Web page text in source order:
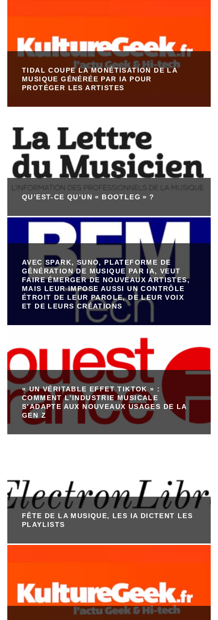
TIDAL COUPE LA MONÉTISATION DE LA
MUSIQUE GÉNÉRÉE PAR IA POUR
PROTÉGER LES ARTISTES
QU’EST-CE QU’UN « BOOTLEG » ?
AVEC SPARK, SUNO, PLATEFORME DE
GÉNÉRATION DE MUSIQUE PAR IA, VEUT
FAIRE ÉMERGER DE NOUVEAUX ARTISTES,
MAIS LEUR IMPOSE AUSSI UN CONTRÔLE
ÉTROIT DE LEUR PAROLE, DE LEUR VOIX
ET DE LEURS CRÉATIONS
« UN VÉRITABLE EFFET TIKTOK » :
COMMENT L’INDUSTRIE MUSICALE
S’ADAPTE AUX NOUVEAUX USAGES DE LA
GEN Z
FÊTE DE LA MUSIQUE, LES IA DICTENT LES
PLAYLISTS